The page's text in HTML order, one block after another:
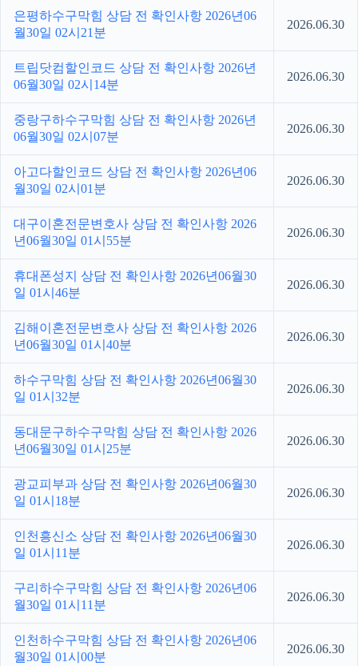
은평하수구막힘 상담 전 확인사항 2026년06
월30일 02시21분
2026.06.30
트립닷컴할인코드 상담 전 확인사항 2026년
06월30일 02시14분
2026.06.30
중랑구하수구막힘 상담 전 확인사항 2026년
06월30일 02시07분
2026.06.30
아고다할인코드 상담 전 확인사항 2026년06
월30일 02시01분
2026.06.30
대구이혼전문변호사 상담 전 확인사항 2026
년06월30일 01시55분
2026.06.30
휴대폰성지 상담 전 확인사항 2026년06월30
일 01시46분
2026.06.30
김해이혼전문변호사 상담 전 확인사항 2026
년06월30일 01시40분
2026.06.30
하수구막힘 상담 전 확인사항 2026년06월30
일 01시32분
2026.06.30
동대문구하수구막힘 상담 전 확인사항 2026
년06월30일 01시25분
2026.06.30
광교피부과 상담 전 확인사항 2026년06월30
일 01시18분
2026.06.30
인천흥신소 상담 전 확인사항 2026년06월30
일 01시11분
2026.06.30
구리하수구막힘 상담 전 확인사항 2026년06
월30일 01시11분
2026.06.30
인천하수구막힘 상담 전 확인사항 2026년06
월30일 01시00분
2026.06.30